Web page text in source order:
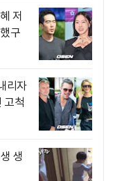
저
구
리자
고척
생